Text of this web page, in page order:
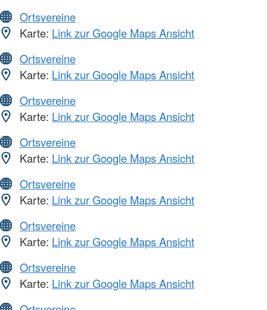
Ortsvereine
Karte: Link zur Google Maps Ansicht
Ortsvereine
Karte: Link zur Google Maps Ansicht
Ortsvereine
Karte: Link zur Google Maps Ansicht
Ortsvereine
Karte: Link zur Google Maps Ansicht
Ortsvereine
Karte: Link zur Google Maps Ansicht
Ortsvereine
Karte: Link zur Google Maps Ansicht
Ortsvereine
Karte: Link zur Google Maps Ansicht